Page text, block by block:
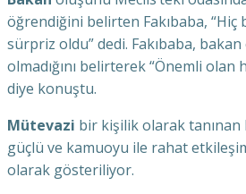
öğrendiğini belirten Fakıbaba, “Hiç
sürpriz oldu” dedi. Fakıbaba,
olmadığını belirterek “Önemli olan
diye konuştu.
Mütevazi bir kişilik olarak tanınan
güçlü ve kamuoyu ile rahat
olarak gösteriliyor.